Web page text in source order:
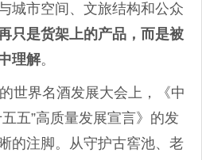
城市空间、文旅结构和公众
只是货架上的产品，而是被
理解。
世界名酒发展大会上，《中
五”高质量发展宣言》的发
的注脚。从守护古窖池、老